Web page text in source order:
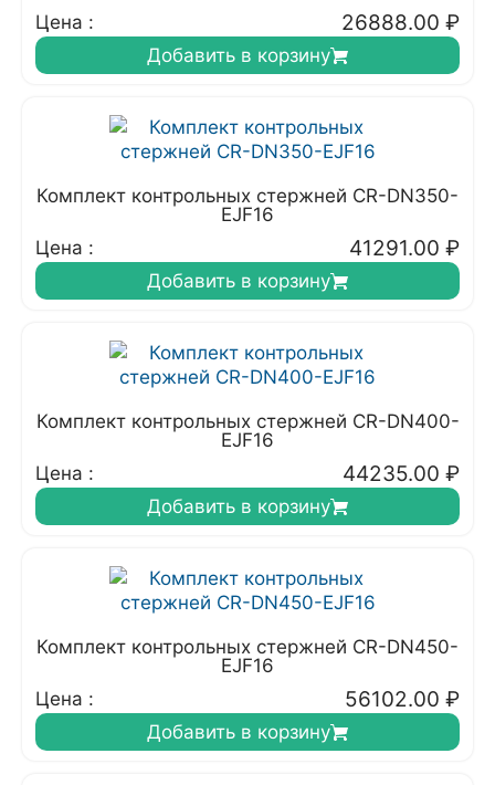
Цена : 26888.00 ₽
Добавить в корзину
Комплект контрольных стержней CR-DN350-
EJF16
Цена :
41291.00 ₽
Добавить в корзину
Комплект контрольных стержней CR-DN400-
EJF16
Цена :
44235.00 ₽
Добавить в корзину
Комплект контрольных стержней CR-DN450-
EJF16
Цена :
56102.00 ₽
Добавить в корзину